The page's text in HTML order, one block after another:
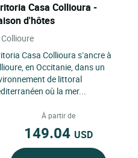
Casa Collioura -
d'hôtes
Collioure
Casa Collioura s’ancre à
en Occitanie, dans un
de littoral
où la mer...
À partir de
149.04 USD